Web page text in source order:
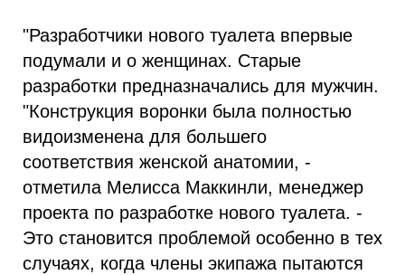
"Разработчики нового туалета впервые
подумали и о женщинах. Старые
разработки предназначались для мужчин.
"Конструкция воронки была полностью
видоизменена для большего
соответствия женской анатомии, -
отметила Мелисса Маккинли, менеджер
проекта по разработке нового туалета. -
Это становится проблемой особенно в тех
случаях, когда члены экипажа пытаются